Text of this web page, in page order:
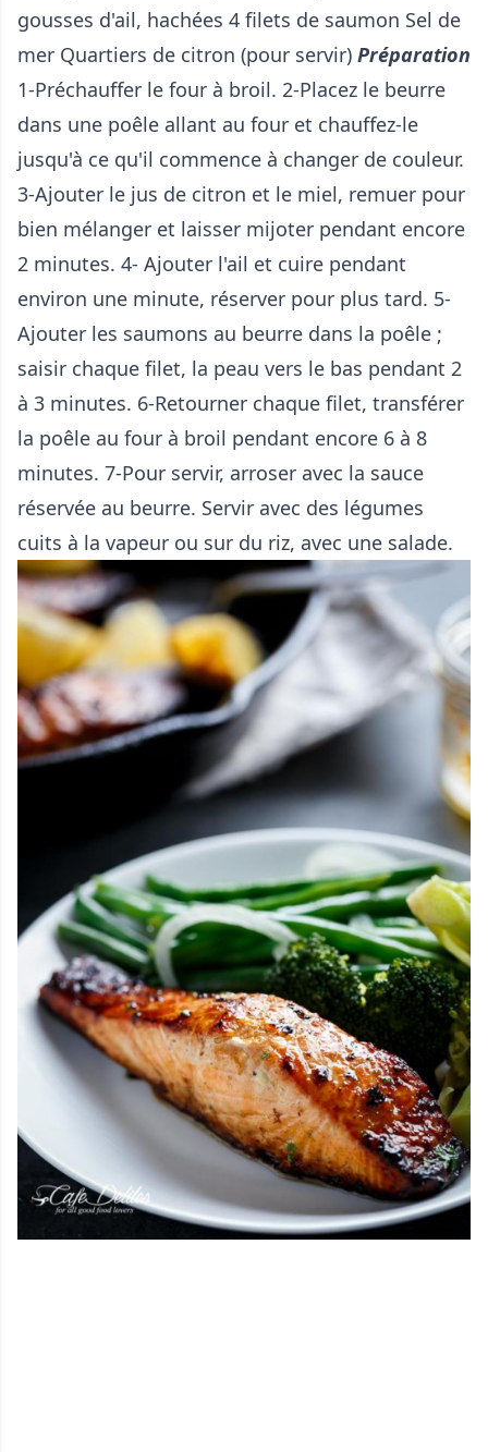
gousses d'ail, hachées 4 filets de saumon Sel de
mer Quartiers de citron (pour servir) Préparation
1-Préchauffer le four à broil. 2-Placez le beurre
dans une poêle allant au four et chauffez-le
jusqu'à ce qu'il commence à changer de couleur.
3-Ajouter le jus de citron et le miel, remuer pour
bien mélanger et laisser mijoter pendant encore
2 minutes. 4- Ajouter l'ail et cuire pendant
environ une minute, réserver pour plus tard. 5-
Ajouter les saumons au beurre dans la poêle ;
saisir chaque filet, la peau vers le bas pendant 2
à 3 minutes. 6-Retourner chaque filet, transférer
la poêle au four à broil pendant encore 6 à 8
minutes. 7-Pour servir, arroser avec la sauce
réservée au beurre. Servir avec des légumes
cuits à la vapeur ou sur du riz, avec une salade.